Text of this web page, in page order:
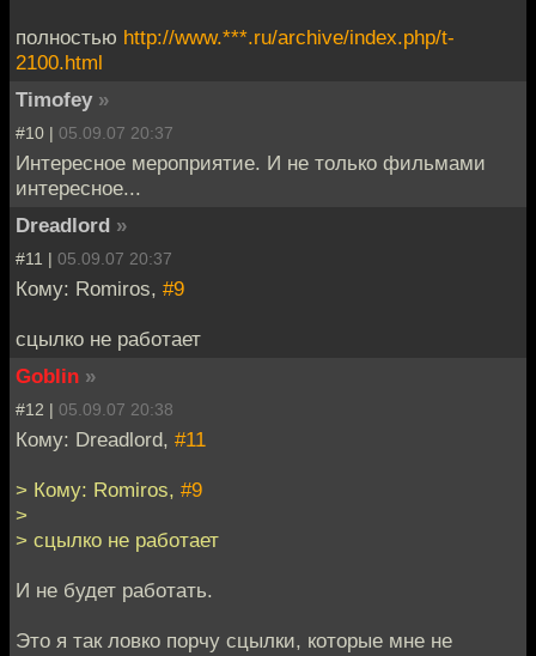
полностью http://www.***.ru/archive/index.php/t-
2100.html
Timofey »
#10 | 05.09.07 20:37
Интересное мероприятие. И не только фильмами
интересное...
Dreadlord »
#11 | 05.09.07 20:37
Кому: Romiros, #9
сцылко не работает
Goblin »
#12 | 05.09.07 20:38
Кому: Dreadlord, #11
> Кому: Romiros, #9
>
> сцылко не работает
И не будет работать.
Это я так ловко порчу сцылки, которые мне не